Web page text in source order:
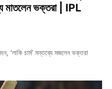
মাতলেন ভক্তরা | IPL
‘লাকি চার্ম’ মন্তব্যে মজলেন ভক্তরা